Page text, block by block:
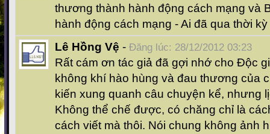
thương thành hành động cách mạng và
hành động cách mạng - Ai đã qua thời
Lê Hồng Vệ - Đăng lúc: 28/12/2012 03:23
Rất cám ơn tác giả đã gợi nhớ cho Độc
không khí hào hùng và đau thương của
kiến xung quanh câu chuyện kể, nhưng
Không thể chế được, có chăng chỉ là
cách viết mà thôi. Nói chung không ảnh